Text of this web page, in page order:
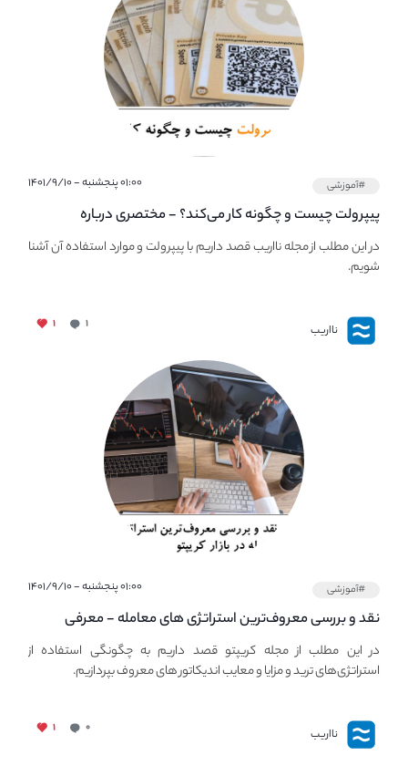
#آموزشی ۰۱:۰۰ پنجشنبه - ۱۴۰۱/۹/۱۰
پیپر‌ولت چیست و چگونه کار می‌کند؟ - مختصری درباره
PaperWallet
در این مطلب از مجله نااریب قصد داریم با پیپر‌ولت و موارد استفاده آن آشنا
شویم.
نااریب ۱ ۱
#آموزشی ۰۱:۰۰ پنجشنبه - ۱۴۰۱/۹/۱۰
نقد و بررسی معروف‌ترین استراتژی های معامله - معرفی
استراتژی های مهم ترید در بازار کریپتو
در این مطلب از مجله کریپتو قصد داریم به چگونگی استفاده از
استراتژی‌های ترید و مزایا و معایب اندیکاتور های معروف بپردازیم.
نااریب ۰ ۱